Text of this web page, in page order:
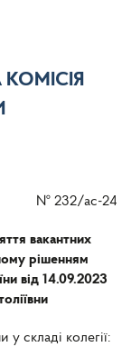
№ 232/ас-24
вакантних
рішенням
від 14.09.2023
у складі колегії: